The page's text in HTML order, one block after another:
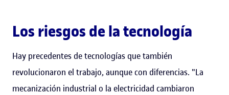
Los riesgos de la tecnología
Hay precedentes de tecnologías que también
revolucionaron el trabajo, aunque con diferencias. "La
mecanización industrial o la electricidad cambiaron